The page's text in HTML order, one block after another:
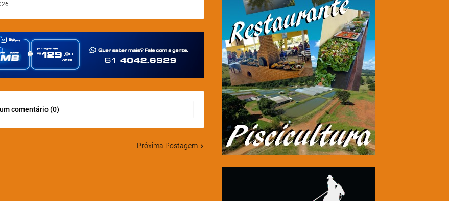
comentário (0)
Próxima Postagem